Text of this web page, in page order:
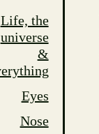
Life, the
universe
&
Eyes
Nose